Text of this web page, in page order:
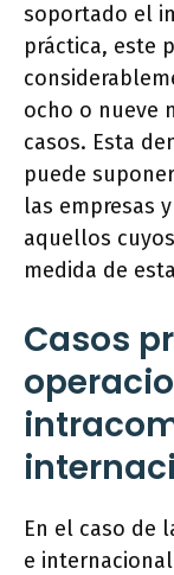
soportado el
práctica, este
ocho o nueve
casos. Esta
puede
las empresas
aquellos
medida de
Casos
En el caso de
e